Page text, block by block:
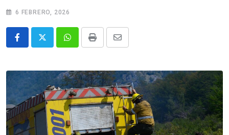
6 FEBRERO, 2026
WhatsappPrint
Share
Email